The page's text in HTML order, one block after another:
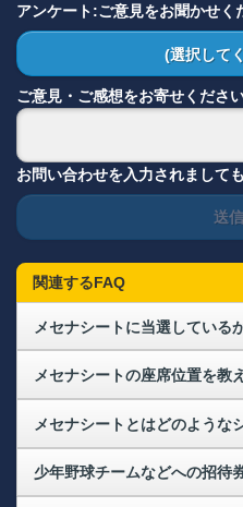
アンケート:ご意見をお聞かせく
(選択して
ご意見・ご感想をお寄せくださ
お問い合わせを入力されまして
送
関連するFAQ
メセナシートに当選している
メセナシートの座席位置を教
メセナシートとはどのような
少年野球チームなどへの招待